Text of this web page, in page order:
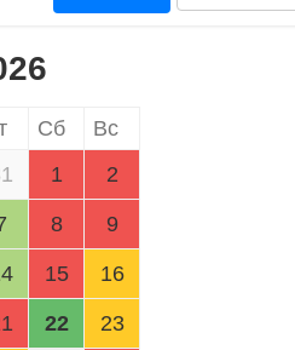
Сб
Вс
1 2
8 9
15 16
22 23